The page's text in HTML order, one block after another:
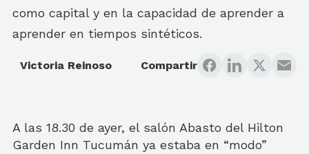
como capital y en la capacidad de aprender a
aprender en tiempos sintéticos.
Victoria Reinoso Compartir
A las 18.30 de ayer, el salón Abasto del Hilton
Garden Inn Tucumán ya estaba en “modo”